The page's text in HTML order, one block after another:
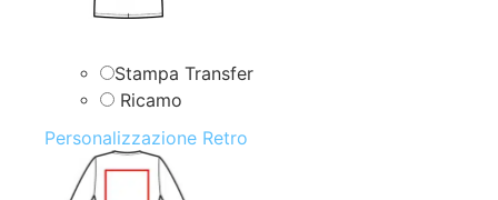
Stampa Transfer
Ricamo
Personalizzazione Retro